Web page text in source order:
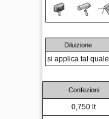
Diluizione
si applica tal quale
Confezioni
0,750 lt